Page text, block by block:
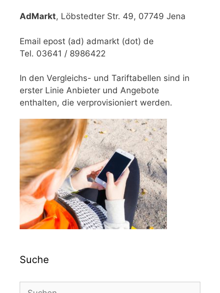
AdMarkt, Löbstedter Str. 49, 07749 Jena
Email epost (ad) admarkt (dot) de
Tel. 03641 / 8986422
In den Vergleichs- und Tariftabellen sind in
erster Linie Anbieter und Angebote
enthalten, die verprovisioniert werden.
Suche
Suchen